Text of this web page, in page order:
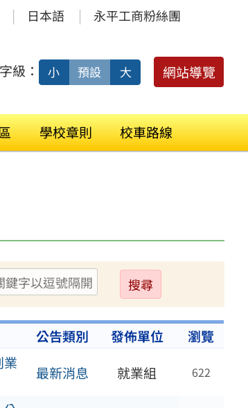
日本語 永平工商粉絲團
字級： 小 預設 大 網站導覽
學校章則
校車路線
送
出
公告類別 發佈單位
瀏覽
業
最新消息 就業組 622